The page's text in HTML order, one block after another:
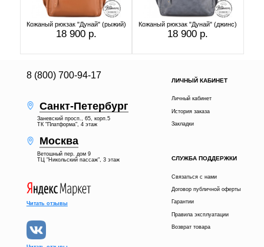
Кожаный рюкзак "Дунай" (рыжий)
18 900 р.
Кожаный рюкзак "Дунай" (джинс)
18 900 р.
8 (800) 700-94-17
Санкт-Петербург
Заневский просп., 65, корп.5
ТК "Платформа", 4 этаж
Москва
Ветошный пер. дом 9
ТЦ "Никольский пассаж", 3 этаж
ЛИЧНЫЙ КАБИНЕТ
Личный кабинет
История заказа
Закладки
СЛУЖБА ПОДДЕРЖКИ
Связаться с нами
Договор публичной оферты
Гарантии
Правила эксплуатации
Возврат товара
Читать отзывы